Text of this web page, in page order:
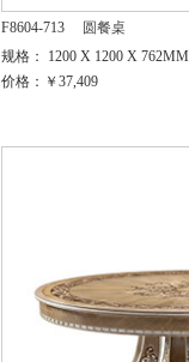
F8604-713
圆餐桌
规格： 1200 X 1200 X 762MM
价格：￥37,409